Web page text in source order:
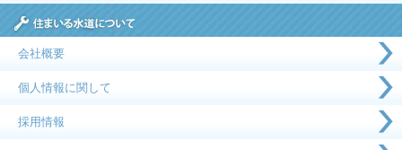
会社概要
個人情報に関して
採用情報